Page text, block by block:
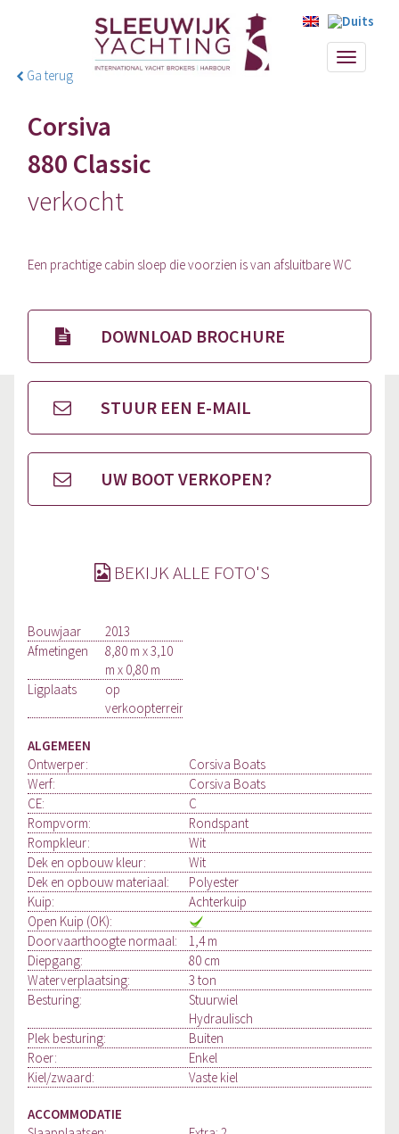
Toggle
Ga terug
Corsiva
880 Classic
verkocht
Een prachtige cabin sloep die voorzien is van afsluitbare WC
DOWNLOAD BROCHURE
STUUR EEN E-MAIL
UW BOOT VERKOPEN?
BEKIJK ALLE FOTO'S
Bouwjaar
2013
Afmetingen
8,80 m x 3,10
m x 0,80 m
Ligplaats
op
verkoopterrein
ALGEMEEN
Ontwerper:
Corsiva Boats
Werf:
Corsiva Boats
CE:
C
Rompvorm:
Rondspant
Rompkleur:
Wit
Dek en opbouw kleur:
Wit
Dek en opbouw materiaal:
Polyester
Kuip:
Achterkuip
Open Kuip (OK):
Doorvaarthoogte normaal:
1,4 m
Diepgang:
80 cm
Waterverplaatsing:
3 ton
Besturing:
Stuurwiel
Hydraulisch
Plek besturing:
Buiten
Roer:
Enkel
Kiel/zwaard:
Vaste kiel
ACCOMMODATIE